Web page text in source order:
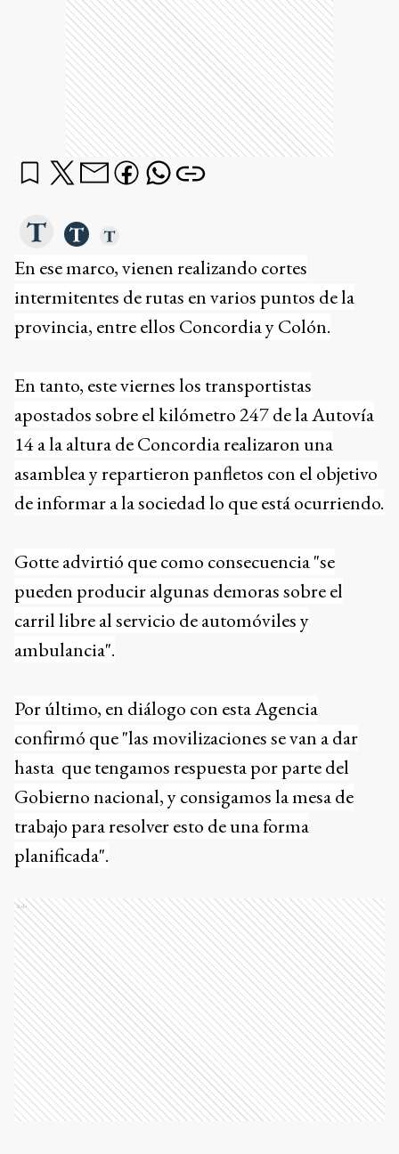
En ese marco, vienen realizando cortes
intermitentes de rutas en varios puntos de la
provincia, entre ellos Concordia y Colón.
En tanto, este viernes los transportistas
apostados sobre el kilómetro 247 de la Autovía
14 a la altura de Concordia realizaron una
asamblea y repartieron panfletos con el objetivo
de informar a la sociedad lo que está ocurriendo.
Gotte advirtió que como consecuencia "se
pueden producir algunas demoras sobre el
carril libre al servicio de automóviles y
ambulancia".
Por último, en diálogo con esta Agencia
confirmó que "las movilizaciones se van a dar
hasta que tengamos respuesta por parte del
Gobierno nacional, y consigamos la mesa de
trabajo para resolver esto de una forma
planificada".
Ads